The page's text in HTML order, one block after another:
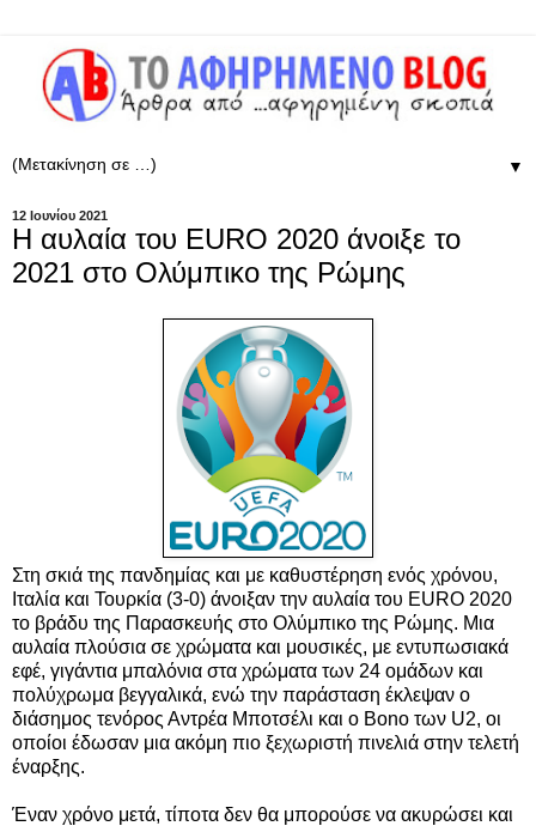
▼
12 Ιουνίου 2021
Η αυλαία του EURO 2020 άνοιξε το
2021 στο Ολύμπικο της Ρώμης
Στη σκιά της πανδημίας και με καθυστέρηση ενός χρόνου,
Ιταλία και Τουρκία (3-0) άνοιξαν την αυλαία του EURO 2020
το βράδυ της Παρασκευής στο Ολύμπικο της Ρώμης. Μια
αυλαία πλούσια σε χρώματα και μουσικές, με εντυπωσιακά
εφέ, γιγάντια μπαλόνια στα χρώματα των 24 ομάδων και
πολύχρωμα βεγγαλικά, ενώ την παράσταση έκλεψαν ο
διάσημος τενόρος Αντρέα Μποτσέλι και ο Bono των U2, οι
οποίοι έδωσαν μια ακόμη πιο ξεχωριστή πινελιά στην τελετή
έναρξης.
Έναν χρόνο μετά, τίποτα δεν θα μπορούσε να ακυρώσει και